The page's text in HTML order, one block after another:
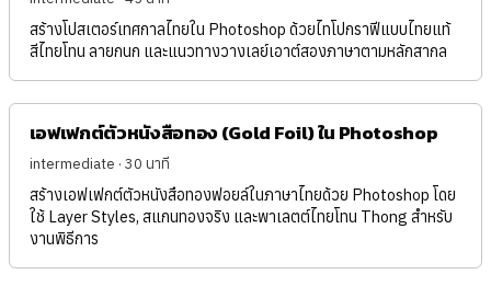
สร้างโปสเตอร์เทศกาลไทยใน Photoshop ด้วยไทโปกราฟีแบบไทยแท้
สีไทยโทน ลายกนก และแนวทางวางเลย์เอาต์สองภาษาตามหลักสากล
เอฟเฟกต์ตัวหนังสือทอง (Gold Foil) ใน Photoshop
intermediate · 30 นาที
สร้างเอฟเฟกต์ตัวหนังสือทองฟอยล์ในภาษาไทยด้วย Photoshop โดย
ใช้ Layer Styles, สแกนทองจริง และพาเลตต์ไทยโทน Thong สำหรับ
งานพิธีการ